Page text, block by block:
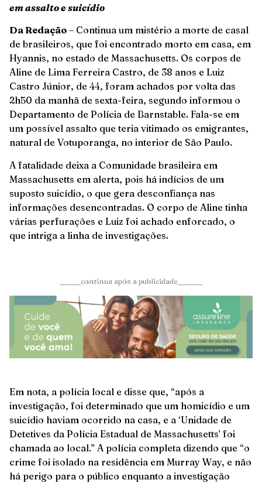
em assalto e suicídio
Da Redação – Continua um mistério a morte de casal
de brasileiros, que foi encontrado morto em casa, em
Hyannis, no estado de Massachusetts. Os corpos de
Aline de Lima Ferreira Castro, de 38 anos e Luiz
Castro Júnior, de 44, foram achados por volta das
2h50 da manhã de sexta-feira, segundo informou o
Departamento de Polícia de Barnstable. Fala-se em
um possível assalto que teria vitimado os emigrantes,
natural de Votuporanga, no interior de São Paulo.
A fatalidade deixa a Comunidade brasileira em
Massachusetts em alerta, pois há indícios de um
suposto suicídio, o que gera desconfiança nas
informações desencontradas. O corpo de Aline tinha
várias perfurações e Luiz foi achado enforcado, o
que intriga a linha de investigações.
______continua após a publicidade_______
Em nota, a polícia local e disse que, “após a
investigação, foi determinado que um homicídio e um
suicídio haviam ocorrido na casa, e a ‘Unidade de
Detetives da Polícia Estadual de Massachusetts’ foi
chamada ao local.” A polícia completa dizendo que “o
crime foi isolado na residência em Murray Way, e não
há perigo para o público enquanto a investigação